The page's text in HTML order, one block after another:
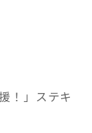
相談
！」ステキ